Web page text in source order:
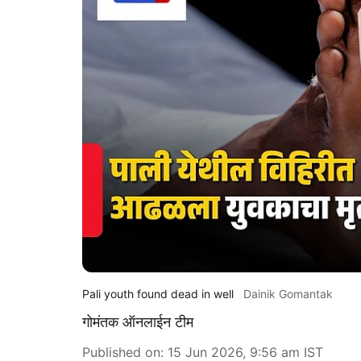
Pali youth found dead in well Dainik Gomantak
गोमंतक ऑनलाईन टीम
Published on: 15 Jun 2026, 9:56 am IST